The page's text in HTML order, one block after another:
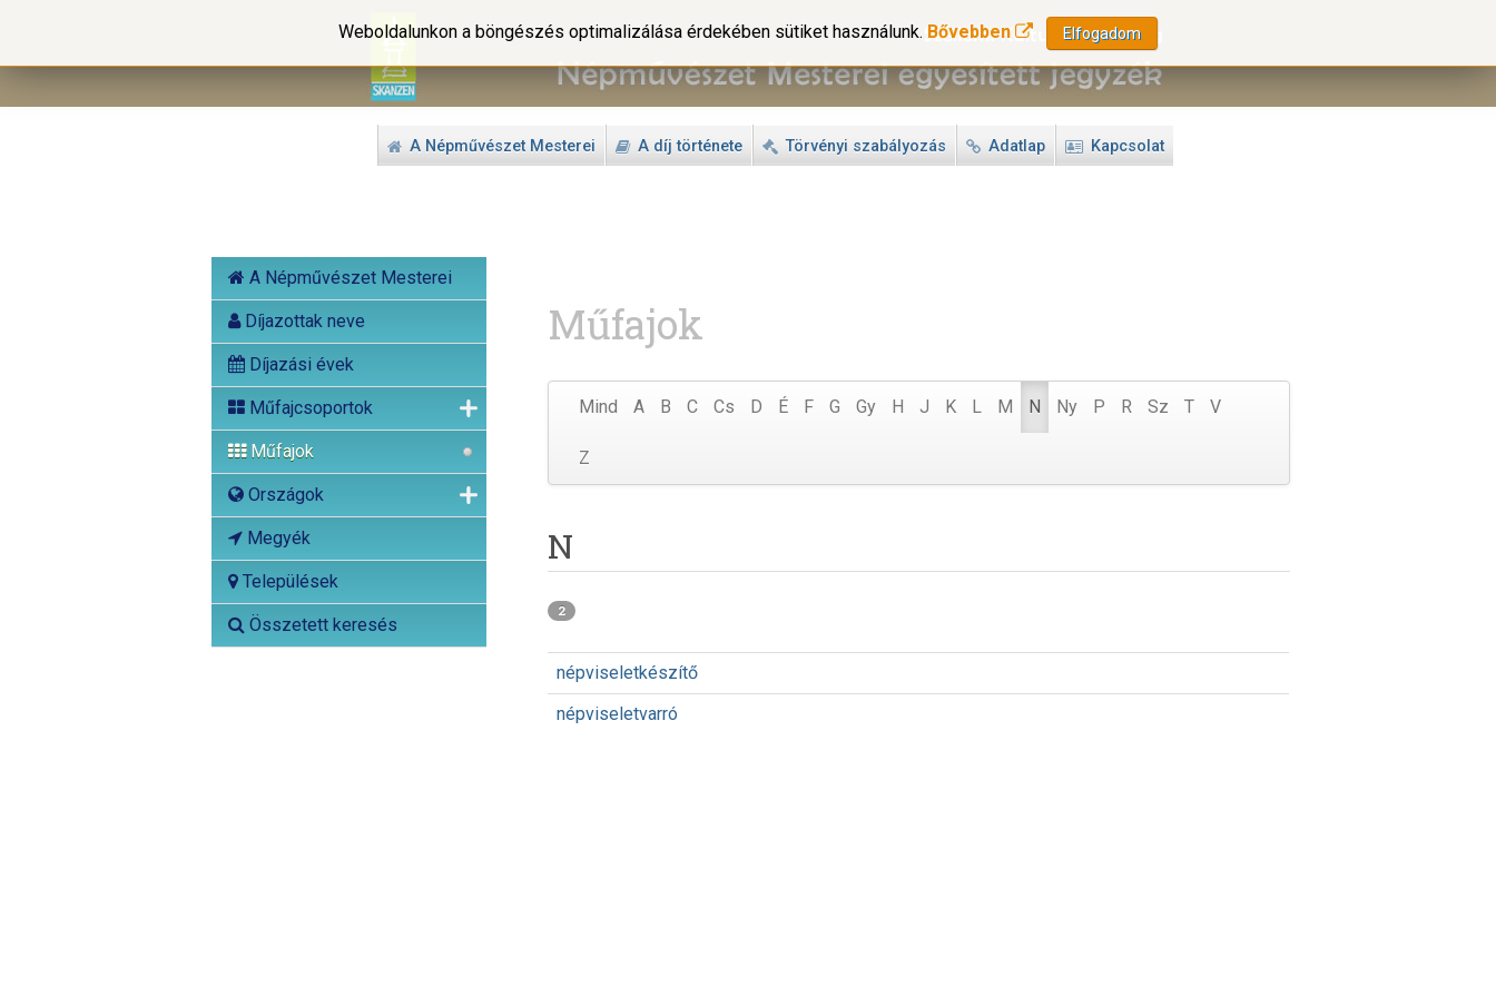
A Népművészet Mesterei A díj története Törvényi szabályozás Adatlap Kapcsolat
A Népművészet Mesterei
Díjazottak neve
Díjazási évek
Műfajcsoportok
Műfajok
Országok
Megyék
Települések
Összetett keresés
Weboldalunkon a böngészés optimalizálása érdekében sütiket használunk. Bővebben Elfogadom
Műfajok
Mind A B C Cs D É F G Gy H J K L M N Ny P R Sz T V
Z
N
2
népviseletkészítő
népviseletvarró